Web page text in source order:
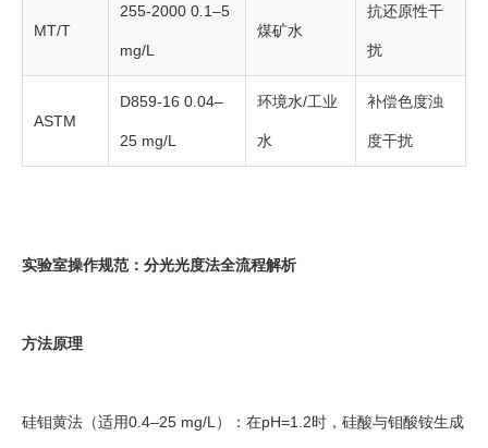
MT/T
255-2000 0.1–5
mg/L
煤矿水
抗还原性干
扰
ASTM
D859-16 0.04–
25 mg/L
环境水/工业
水
补偿色度浊
度干扰
实验室操作规范：分光光度法全流程解析
方法原理
硅钼黄法（适用0.4–25 mg/L）：在pH=1.2时，硅酸与钼酸铵生成